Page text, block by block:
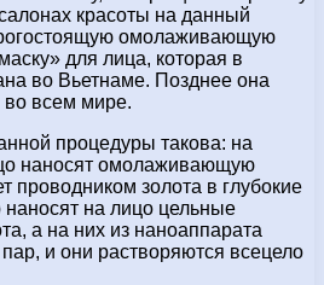
красоты на данный
омолаживающую
для лица, которая в
во Вьетнаме. Позднее она
во всем мире.
процедуры такова: на
наносят омолаживающую
проводником золота в глубокие
наносят на лицо цельные
а на них из наноаппарата
и они растворяются всецело